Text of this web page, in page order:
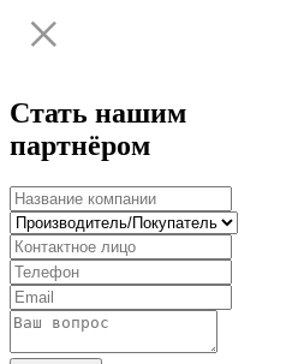
Стать нашим
партнёром